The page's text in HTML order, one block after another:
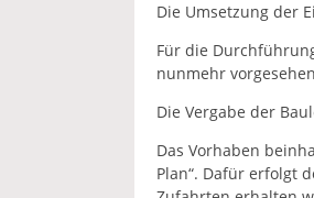
Die Umsetzung der
Für die
nunmehr
Die Vergabe der
Das Vorhaben
Plan“. Dafür erfolgt